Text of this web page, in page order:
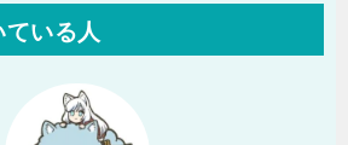
いる人